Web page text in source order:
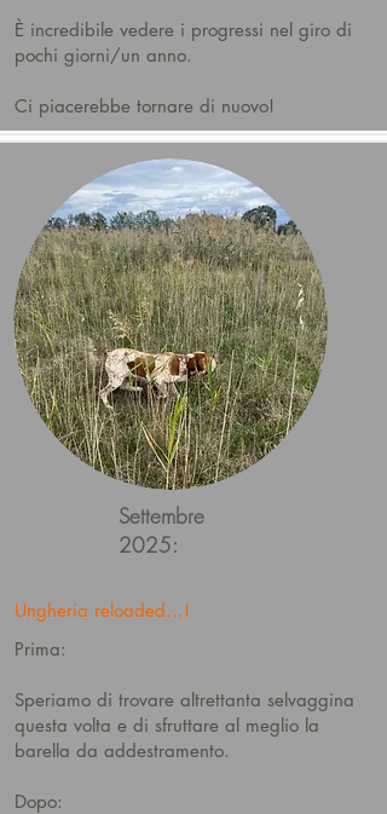
È incredibile vedere i progressi nel giro di
pochi giorni/un anno.
Ci piacerebbe tornare di nuovo!
Settembre
2025:
Ungheria reloaded...!
Prima:
Speriamo di trovare altrettanta selvaggina
questa volta e di sfruttare al meglio la
barella da addestramento.
Dopo: